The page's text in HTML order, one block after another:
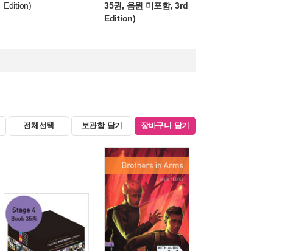
Edition)
35권, 음원 미포함, 3rd
Edition)
전체선택 보관함 담기 장바구니 담기